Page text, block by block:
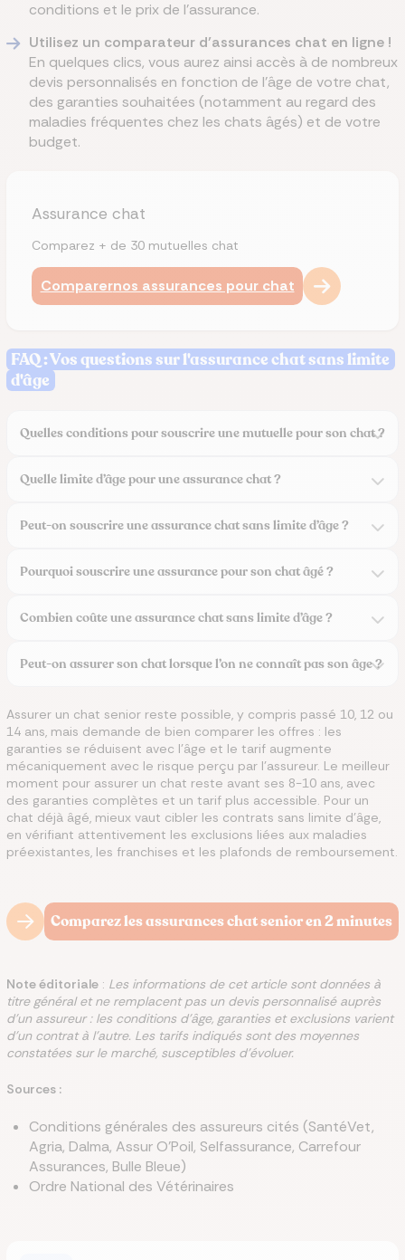
conditions et le prix de l’assurance.
Utilisez un comparateur d’assurances chat en ligne !
En quelques clics, vous aurez ainsi accès à de nombreux
devis personnalisés en fonction de l’âge de votre chat,
des garanties souhaitées (notamment au regard des
maladies fréquentes chez les chats âgés) et de votre
budget.
Assurance chat
Comparez + de 30 mutuelles chat
Comparernos assurances pour chat
FAQ : Vos questions sur l'assurance chat sans limite
d'âge
Quelles conditions pour souscrire une mutuelle pour son chat ?
Quelle limite d’âge pour une assurance chat ?
Peut-on souscrire une assurance chat sans limite d’âge ?
Pourquoi souscrire une assurance pour son chat âgé ?
Combien coûte une assurance chat sans limite d’âge ?
Peut-on assurer son chat lorsque l’on ne connaît pas son âge ?
Assurer un chat senior reste possible, y compris passé 10, 12 ou
14 ans, mais demande de bien comparer les offres : les
garanties se réduisent avec l'âge et le tarif augmente
mécaniquement avec le risque perçu par l'assureur. Le meilleur
moment pour assurer un chat reste avant ses 8-10 ans, avec
des garanties complètes et un tarif plus accessible. Pour un
chat déjà âgé, mieux vaut cibler les contrats sans limite d'âge,
en vérifiant attentivement les exclusions liées aux maladies
préexistantes, les franchises et les plafonds de remboursement.
Comparez les assurances chat senior en 2 minutes
Note éditoriale : Les informations de cet article sont données à
titre général et ne remplacent pas un devis personnalisé auprès
d'un assureur : les conditions d'âge, garanties et exclusions varient
d'un contrat à l'autre. Les tarifs indiqués sont des moyennes
constatées sur le marché, susceptibles d'évoluer.
Sources :
Conditions générales des assureurs cités (SantéVet,
Agria, Dalma, Assur O'Poil, Selfassurance, Carrefour
Assurances, Bulle Bleue)
Ordre National des Vétérinaires